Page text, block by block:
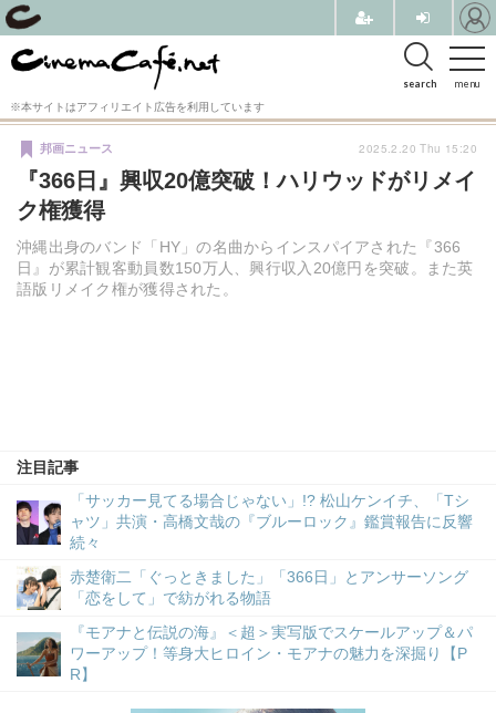
menu
search
※本サイトはアフィリエイト広告を利用しています
『366日』興収20億突破！ハリウッドがリメイ
ク権獲得
沖縄出身のバンド「HY」の名曲からインスパイアされた『366
日』が累計観客動員数150万人、興行収入20億円を突破。また英
語版リメイク権が獲得された。
邦画ニュース
注目記事
「サッカー見てる場合じゃない」!? 松山ケンイチ、「Tシ
ャツ」共演・高橋文哉の『ブルーロック』鑑賞報告に反響
続々
赤楚衛二「ぐっときました」「366日」とアンサーソング
「恋をして」で紡がれる物語
『モアナと伝説の海』＜超＞実写版でスケールアップ＆パ
ワーアップ！等身大ヒロイン・モアナの魅力を深掘り【P
R】
2025.2.20 Thu 15:20